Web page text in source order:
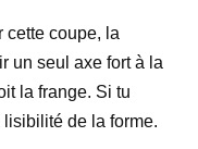
cette coupe, la
un seul axe fort à la
la frange. Si tu
de la forme.